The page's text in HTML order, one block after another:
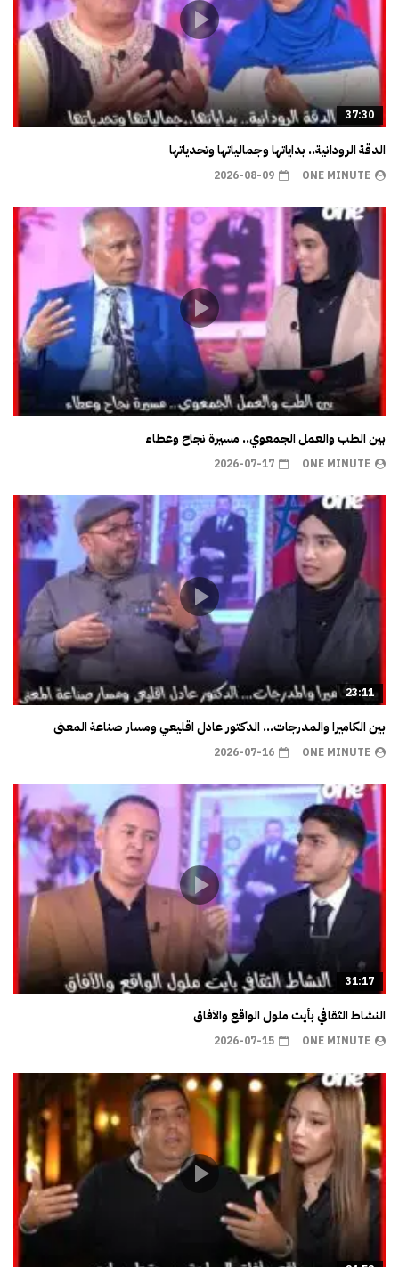
37:30
الدقة الرودانية.. بداياتها وجمالياتها وتحدياتها
ONE MINUTE
2026-08-09
بين الطب والعمل الجمعوي.. مسيرة نجاح وعطاء
ONE MINUTE
2026-07-17
23:11
بين الكاميرا والمدرجات… الدكتور عادل اقليعي ومسار صناعة المعنى
ONE MINUTE
2026-07-16
31:17
النشاط الثقافي بأيت ملول الواقع والآفاق
ONE MINUTE
2026-07-15